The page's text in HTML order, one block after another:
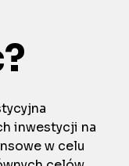
inwestycji na
w celu